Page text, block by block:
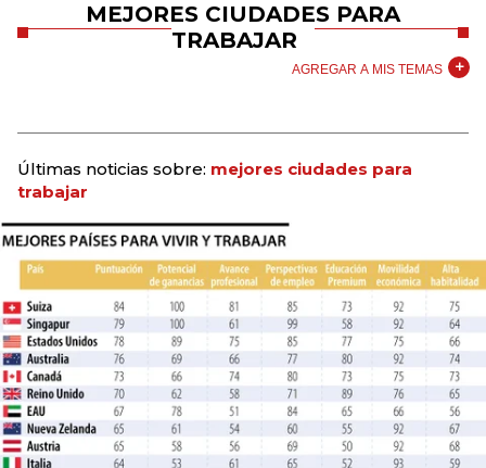
MEJORES CIUDADES PARA
TRABAJAR
AGREGAR A MIS TEMAS
Últimas noticias sobre: mejores ciudades para
trabajar